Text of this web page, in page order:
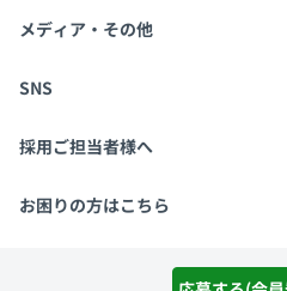
学習
メディア・その他
Tech Team Journal
SNS
X
採用ご担当者様へ
採用・教育をお考えの企業様へ
お困りの方はこちら
利用規約プライバシ